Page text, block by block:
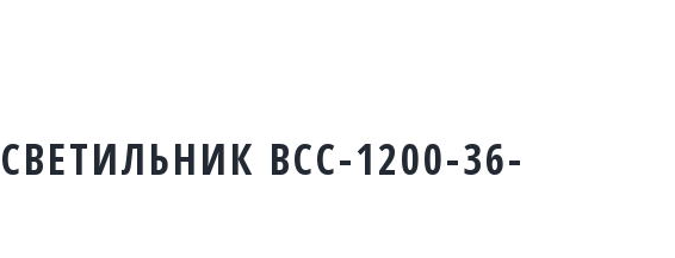
ВСС-1200-36-